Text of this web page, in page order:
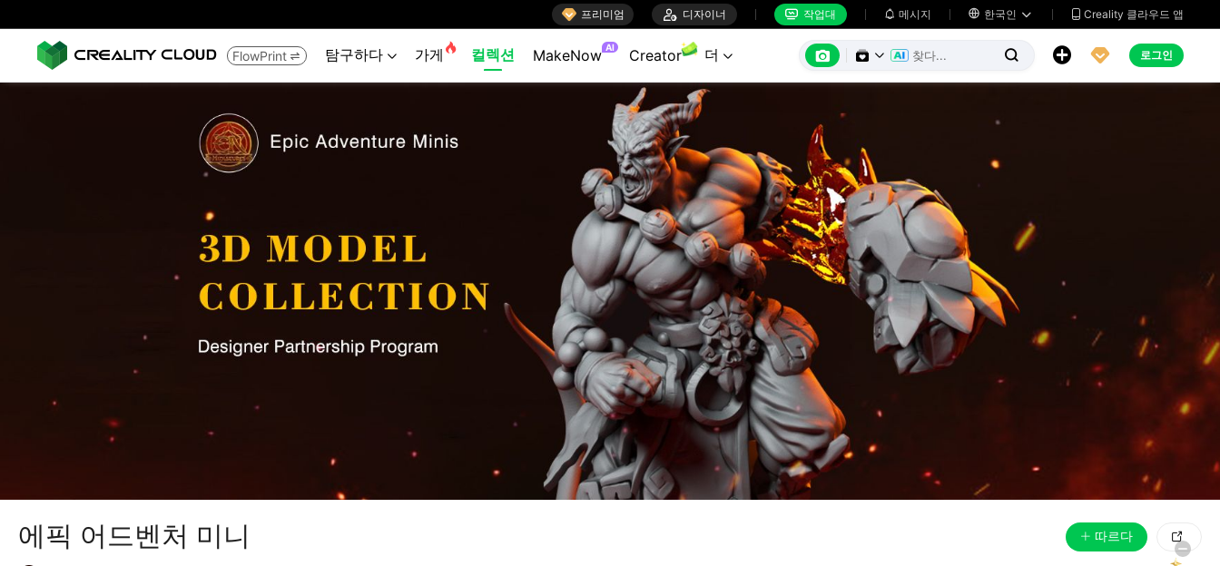
 프리미엄  디자이너  작업대  메시지  한국인   Creality 클라우드 앱
FlowPrint  탐구하다  가게  컬렉션 MakeNow AI Creator 더       로그인
에픽 어드벤처 미니 따르다 